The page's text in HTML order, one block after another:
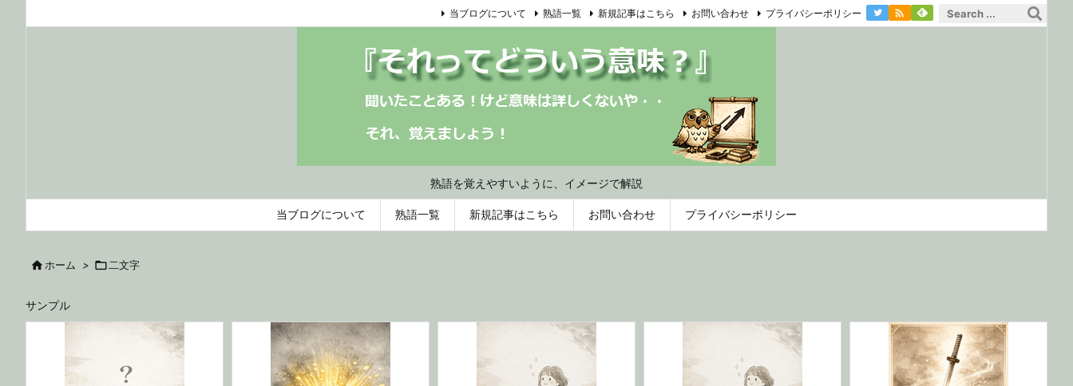
熟語を覚えやすいように、イメージで解説
当ブログについて 熟語一覧 新規記事はこちら お問い合わせ プライバシーポリシー
当ブログについて 熟語一覧 新規記事はこちら お問い合わせ プライバシーポリシー 
 ホーム >  二文字
サンプル